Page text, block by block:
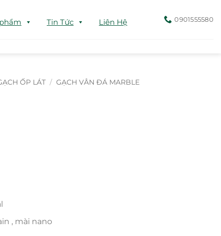
Tin Tức Liên Hệ 0901555580
ỐP LÁT / GẠCH VÂN ĐÁ MARBLE
, mài nano